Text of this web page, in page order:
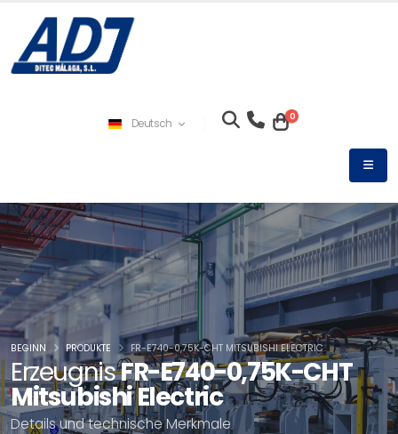
Deutsch 0
ErzeugnisFR-E740-0,75K-CHT
Mitsubishi Electric
Details und technische Merkmale
BEGINN PRODUKTE FR-E740-0,75K-CHT MITSUBISHI ELECTRIC